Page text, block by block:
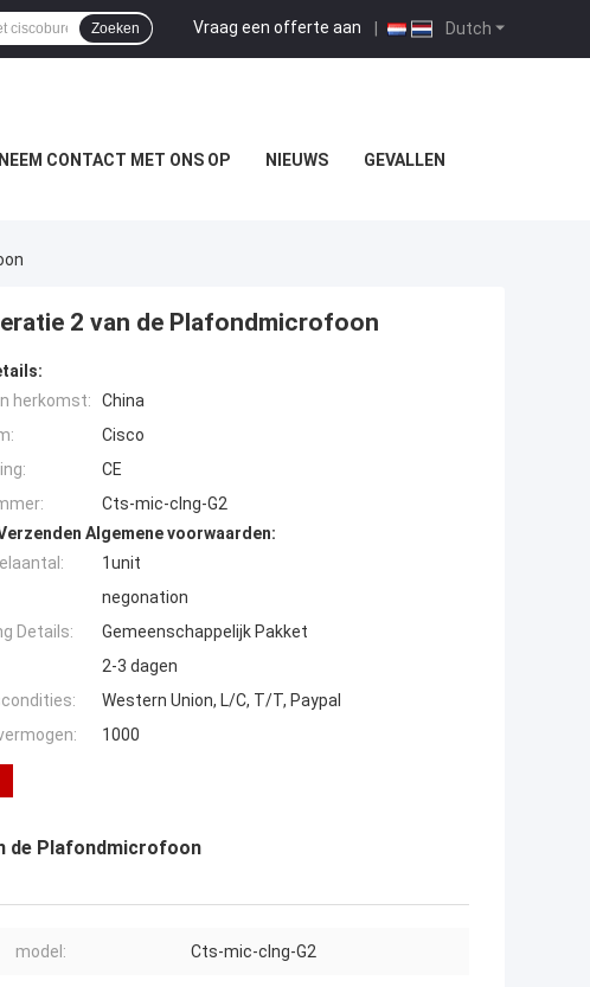
Dutch
Vraag een offerte aan |
Zoeken
NEEM CONTACT MET ONS OP NIEUWS GEVALLEN
2 van de Plafondmicrofoon
herkomst:
China
Cisco
CE
Cts-mic-clng-G2
Algemene voorwaarden:
1unit
negonation
Details:
Gemeenschappelijk Pakket
2-3 dagen
Western Union, L/C, T/T, Paypal
1000
de Plafondmicrofoon
model: Cts-mic-clng-G2